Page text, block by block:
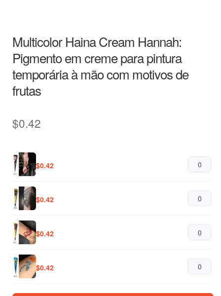
Multicolor Haina Cream Hannah:
Pigmento em creme para pintura
temporária à mão com motivos de
frutas
$0.42
$0.42
$0.42
$0.42
$0.42